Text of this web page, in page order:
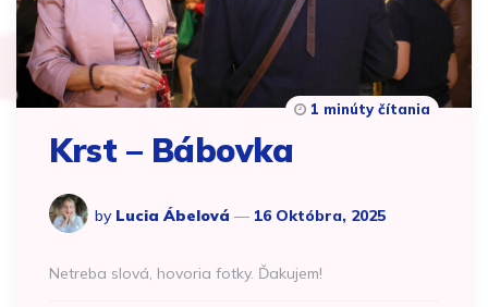
Krst – Bábovka
by Lucia Ábelová 16 Októbra, 2025
1 minúty čítania
Netreba slová, hovoria fotky. Ďakujem!